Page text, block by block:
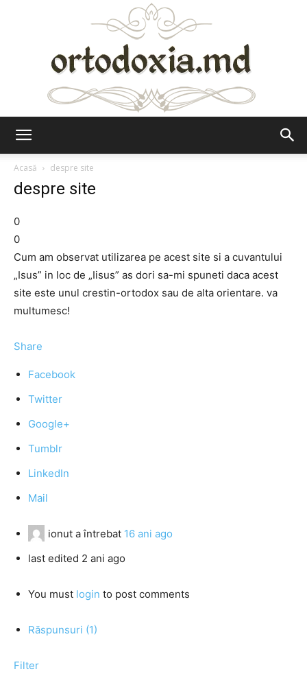
Acasă
despre site
despre site
0
0
Cum am observat utilizarea pe acest site si a cuvantului
„Isus” in loc de „Iisus” as dori sa-mi spuneti daca acest
site este unul crestin-ortodox sau de alta orientare. va
multumesc!
Share
Facebook
Twitter
Google+
Tumblr
LinkedIn
Mail
ionut a întrebat 16 ani ago
last edited 2 ani ago
You must login to post comments
Răspunsuri (1)
Filter